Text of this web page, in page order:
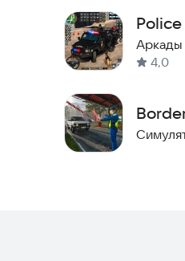
Примите
Установите игру
Police
-
Аркады
4,0